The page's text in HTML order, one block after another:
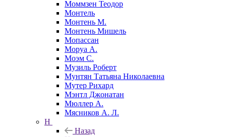
Моммзен Теодор
Монтель
Монтень М.
Монтень Мишель
Мопассан
Моруа А.
Моэм С.
Музиль Роберт
Мунтян Татьяна Николаевна
Мутер Рихард
Мэнтл Джонатан
Мюллер А.
Мясников А. Л.
Н
Назад